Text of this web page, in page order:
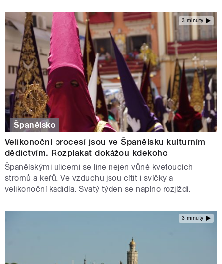
3 minuty
Španělsko
Velikonoční procesí jsou ve Španělsku kulturním
dědictvím. Rozplakat dokážou kdekoho
Španělskými ulicemi se line nejen vůně kvetoucích
stromů a keřů. Ve vzduchu jsou cítit i svíčky a
velikonoční kadidla. Svatý týden se naplno rozjíždí.
3 minuty